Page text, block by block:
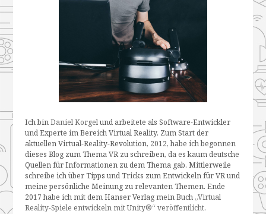
Ich binDaniel Korgelund arbeitete als Software-Entwickler
und Experte im Bereich Virtual Reality. Zum Start der
aktuellen Virtual-Reality-Revolution, 2012, habe ich begonnen
dieses Blog zum Thema VR zu schreiben, da es kaum deutsche
Quellen für Informationen zu dem Thema gab. Mittlerweile
schreibe ich über Tipps und Tricks zum Entwickeln für VR und
meine persönliche Meinung zu relevanten Themen. Ende
2017 habe ich mit dem Hanser Verlag mein Buch „Virtual
Reality-Spiele entwickeln mit Unity®“ veröffentlicht.